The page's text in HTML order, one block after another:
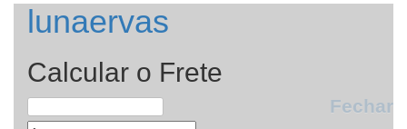
lunaervas
Calcular o Frete
Fechar